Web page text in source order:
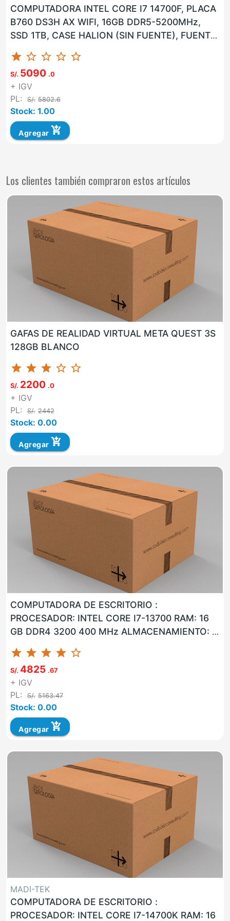
COMPUTADORA INTEL CORE I7 14700F, PLACA
B760 DS3H AX WIFI, 16GB DDR5-5200MHz,
SSD 1TB, CASE HALION (SIN FUENTE), FUENTE
600W 80PLUS BRONCE, GPU NVIDIA...
star star_border star_border star_border star_border
S/. 5090 .0
+ IGV
PL:
S/. 5802.6
Stock: 1.00
Agregar add_shopping_cart
Los clientes también compraron estos artículos
GAFAS DE REALIDAD VIRTUAL META QUEST 3S
128GB BLANCO
star star star star_border star_border
S/. 2200 .0
+ IGV
PL:
S/. 2442
Stock: 0.00
Agregar add_shopping_cart
COMPUTADORA DE ESCRITORIO :
PROCESADOR: INTEL CORE I7-13700 RAM: 16
GB DDR4 3200 400 MHz ALMACENAMIENTO: 1
TB M.2 SSD NVMe LAN: SI WLAN: SI USB: SI
VG...
star star star star star_border
S/. 4825 .67
+ IGV
PL:
S/. 5163.47
Stock: 0.00
Agregar add_shopping_cart
MADI-TEK
COMPUTADORA DE ESCRITORIO :
PROCESADOR: INTEL CORE I7-14700K RAM: 16